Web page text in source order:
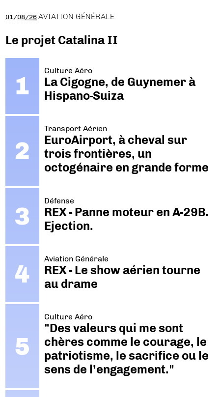
01/08/26 AVIATION GÉNÉRALE
Le projet Catalina II
Culture Aéro
La Cigogne, de Guynemer à
Hispano-Suiza
Transport Aérien
EuroAirport, à cheval sur
trois frontières, un
octogénaire en grande forme
Défense
REX - Panne moteur en A-29B.
Ejection.
Aviation Générale
REX - Le show aérien tourne
au drame
Culture Aéro
"Des valeurs qui me sont
chères comme le courage, le
patriotisme, le sacrifice ou le
sens de l’engagement."